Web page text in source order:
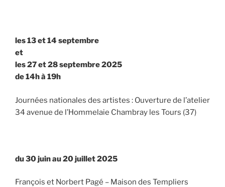
les 13 et 14 septembre
et
les 27 et 28 septembre 2025
de 14h à 19h
Journées nationales des artistes : Ouverture de l’atelier
34 avenue de l’Hommelaie Chambray les Tours (37)
du 30 juin au 20 juillet 2025
François et Norbert Pagé – Maison des Templiers